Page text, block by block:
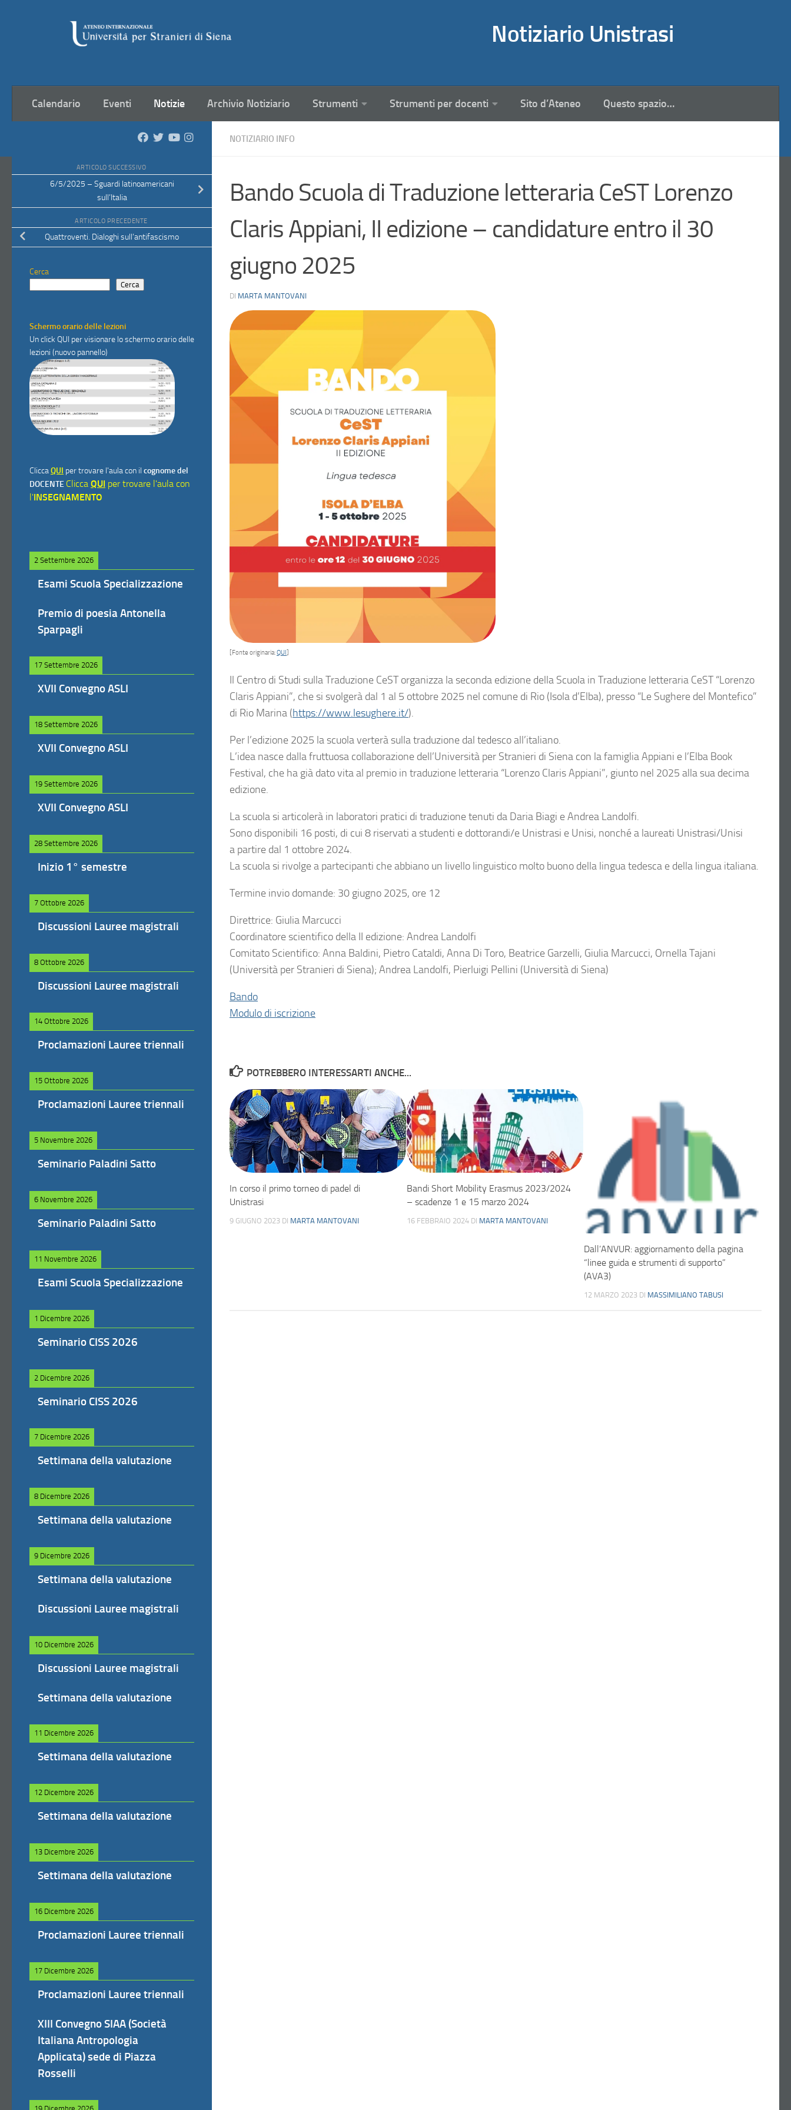
Notiziario Unistrasi
Calendario Eventi Notizie Archivio Notiziario Strumenti Strumenti per docenti Sito d’Ateneo Questo spazio…
NOTIZIARIO INFO
Bando Scuola di Traduzione letteraria CeST Lorenzo
Claris Appiani, II edizione – candidature entro il 30
giugno 2025
DI MARTA MANTOVANI
[Fonte originaria:QUI
Il Centro di Studi sulla Traduzione CeST organizza la seconda edizione della Scuola in Traduzione letteraria CeST “Lorenzo
Claris Appiani”, che si svolgerà dal 1 al 5 ottobre 2025 nel comune di Rio (Isola d’Elba), presso “Le Sughere del Montefico”
di Rio Marina (https://www.lesughere.it/).
Per l’edizione 2025 la scuola verterà sulla traduzione dal tedesco all’italiano.
L’idea nasce dalla fruttuosa collaborazione dell’Università per Stranieri di Siena con la famiglia Appiani e l’Elba Book
Festival, che ha già dato vita al premio in traduzione letteraria “Lorenzo Claris Appiani”, giunto nel 2025 alla sua decima
edizione.
La scuola si articolerà in laboratori pratici di traduzione tenuti da Daria Biagi e Andrea Landolfi.
Sono disponibili 16 posti, di cui 8 riservati a studenti e dottorandi/e Unistrasi e Unisi, nonché a laureati Unistrasi/Unisi
a partire dal 1 ottobre 2024.
La scuola si rivolge a partecipanti che abbiano un livello linguistico molto buono della lingua tedesca e della lingua italiana.
Termine invio domande: 30 giugno 2025, ore 12
Direttrice: Giulia Marcucci
Coordinatore scientifico della II edizione: Andrea Landolfi
Comitato Scientifico: Anna Baldini, Pietro Cataldi, Anna Di Toro, Beatrice Garzelli, Giulia Marcucci, Ornella Tajani
(Università per Stranieri di Siena); Andrea Landolfi, Pierluigi Pellini (Università di Siena)
Bando
Modulo di iscrizione
POTREBBERO INTERESSARTI ANCHE...
In corso il primo torneo di padel di
Unistrasi
9 GIUGNO 2023 DI MARTA MANTOVANI
Bandi Short Mobility Erasmus 2023/2024
– scadenze 1 e 15 marzo 2024
16 FEBBRAIO 2024 DI MARTA MANTOVANI
Dall’ANVUR: aggiornamento della pagina
“linee guida e strumenti di supporto”
(AVA3)
12 MARZO 2023 DI MASSIMILIANO TABUSI
ARTICOLO SUCCESSIVO
6/5/2025 – Sguardi latinoamericani
sull’Italia
ARTICOLO PRECEDENTE
Quattroventi. Dialoghi sull’antifascismo
Cerca
Cerca
Schermo orario delle lezioni
Un click QUI per visionare lo schermo orario delle
lezioni (nuovo pannello)
CliccaQUI per trovare l'aula con il cognome del
DOCENTE Clicca QUI per trovare l'aula con
l'INSEGNAMENTO
2 Settembre 2026
Esami Scuola Specializzazione
Premio di poesia Antonella
Sparpagli
17 Settembre 2026
XVII Convegno ASLI
18 Settembre 2026
XVII Convegno ASLI
19 Settembre 2026
XVII Convegno ASLI
28 Settembre 2026
Inizio 1° semestre
7 Ottobre 2026
Discussioni Lauree magistrali
8 Ottobre 2026
Discussioni Lauree magistrali
14 Ottobre 2026
Proclamazioni Lauree triennali
15 Ottobre 2026
Proclamazioni Lauree triennali
5 Novembre 2026
Seminario Paladini Satto
6 Novembre 2026
Seminario Paladini Satto
11 Novembre 2026
Esami Scuola Specializzazione
1 Dicembre 2026
Seminario CISS 2026
2 Dicembre 2026
Seminario CISS 2026
7 Dicembre 2026
Settimana della valutazione
8 Dicembre 2026
Settimana della valutazione
9 Dicembre 2026
Settimana della valutazione
Discussioni Lauree magistrali
10 Dicembre 2026
Discussioni Lauree magistrali
Settimana della valutazione
11 Dicembre 2026
Settimana della valutazione
12 Dicembre 2026
Settimana della valutazione
13 Dicembre 2026
Settimana della valutazione
16 Dicembre 2026
Proclamazioni Lauree triennali
17 Dicembre 2026
Proclamazioni Lauree triennali
XIII Convegno SIAA (Società
Italiana Antropologia
Applicata) sede di Piazza
Rosselli